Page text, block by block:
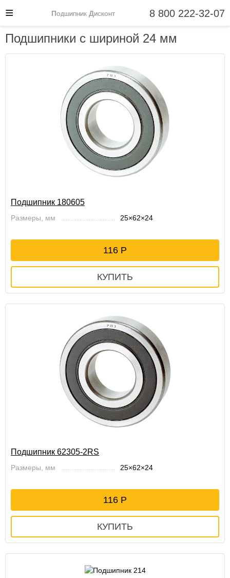
Подшипники с шириной 24 мм
Подшипник 180605
Размеры, мм 25×62×24
116
Подшипник 62305-2RS
Размеры, мм 25×62×24
116
Подшипник Дисконт 8 800 222-32-07